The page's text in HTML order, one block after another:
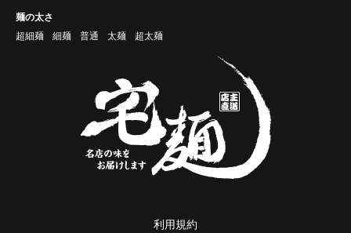
麺の太さ
超細麺
細麺 普通 太麺 超太麺
利用規約